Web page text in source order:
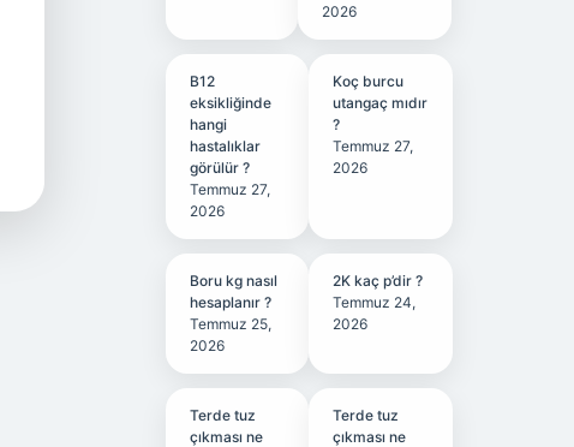
2026
B12
eksikliğinde
hangi
hastalıklar
görülür ?
Temmuz 27,
2026
Koç burcu
utangaç mıdır
?
Temmuz 27,
2026
Boru kg nasıl
hesaplanır ?
Temmuz 25,
2026
2K kaç p’dir ?
Temmuz 24,
2026
Terde tuz
çıkması ne
Terde tuz
çıkması ne